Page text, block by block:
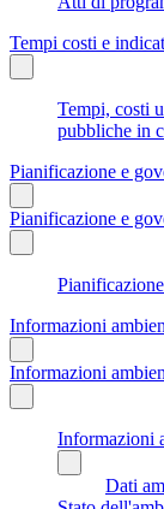
Tempi costi e
Tempi, costi
pubbliche in
Pianificazione e
Pianificazione e
Informazioni
Informazioni
Informazioni
Dati